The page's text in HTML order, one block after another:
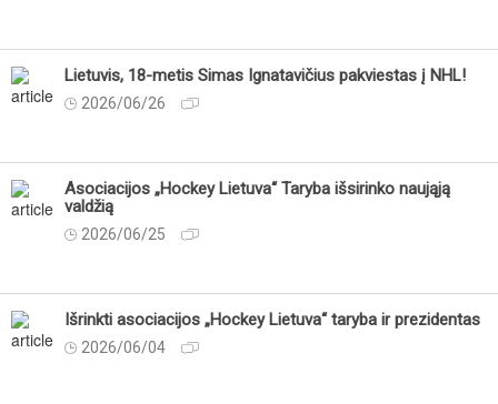
Lietuvis, 18-metis Simas Ignatavičius pakviestas į NHL!
2026/06/26
Asociacijos „Hockey Lietuva“ Taryba išsirinko naująją
valdžią
2026/06/25
Išrinkti asociacijos „Hockey Lietuva“ taryba ir prezidentas
2026/06/04